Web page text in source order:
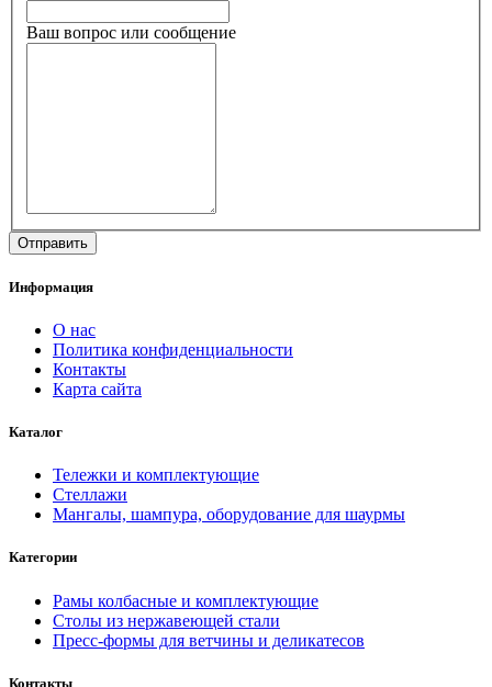
Ваш вопрос или сообщение
Информация
О нас
Политика конфиденциальности
Контакты
Карта сайта
Каталог
Тележки и комплектующие
Стеллажи
Мангалы, шампура, оборудование для шаурмы
Категории
Рамы колбасные и комплектующие
Столы из нержавеющей стали
Пресс-формы для ветчины и деликатесов
Контакты